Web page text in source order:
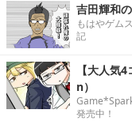
吉田輝和
もはやゲム
記
【大人気
n）
発売中！